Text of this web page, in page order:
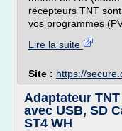
récepteurs TNT
vos programmes
Lire la suite
Site : https://
Adaptateur
avec USB, SD
ST4 WH